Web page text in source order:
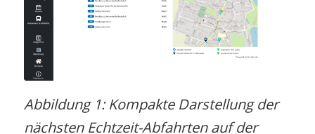
Abbildung 1: Kompakte Darstellung der
nächsten Echtzeit-Abfahrten auf der